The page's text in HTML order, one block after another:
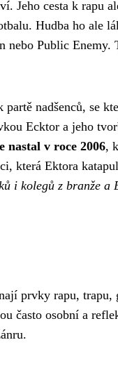
Jeho cesta k rapu
Hudba ho ale
nebo Public
partě nadšenců, se
Ecktor a jeho
nastal v roce 2006,
která Ektora
i kolegů z branže a
prvky rapu, trapu,
často osobní a